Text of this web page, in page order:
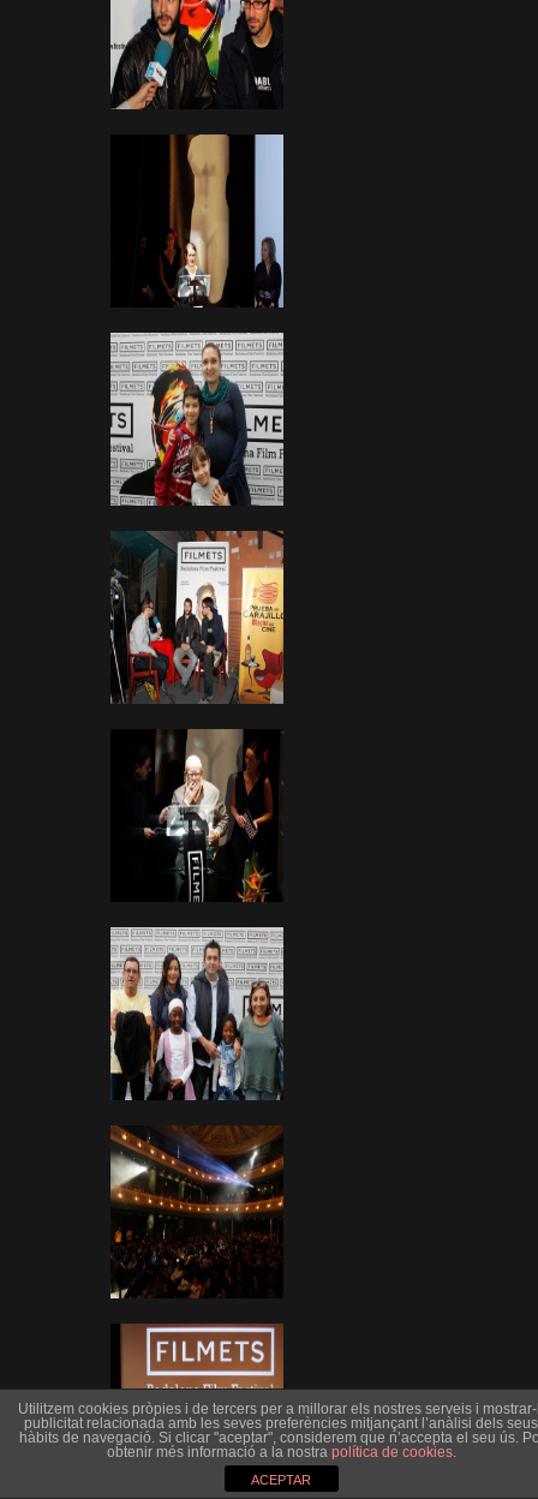
Utilitzem cookies pròpies i de tercers per a millorar els nostres serveis i
publicitat relacionada amb les seves preferències mitjançant l’anàlisi dels seus
hàbits de navegació. Si clicar "aceptar", considerem que n’accepta el seu ús.
obtenir més informació a la nostra política de cookies.
ACEPTAR